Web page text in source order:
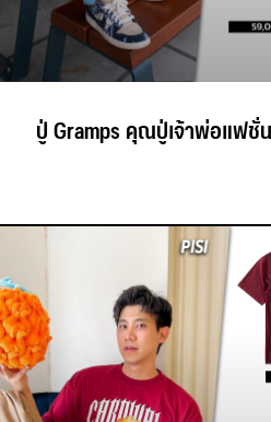
ปู่ Gramps คุณปู่เจ้าพ่อแฟชั่